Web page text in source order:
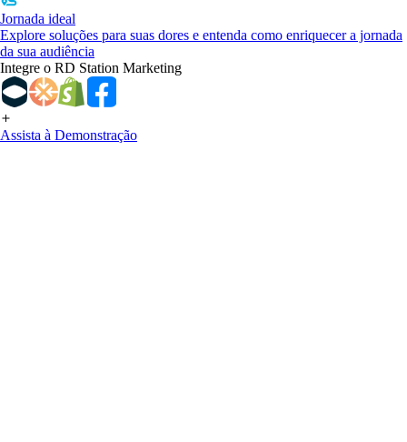
Jornada ideal
Explore soluções para suas dores e entenda como enriquecer a jornada
da sua audiência
Integre o RD Station Marketing
Assista à Demonstração